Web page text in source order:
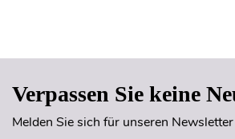
Verpassen Sie keine
Melden Sie sich für unseren